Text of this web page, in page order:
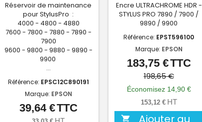
Réservoir de maintenance
pour StylusPro :
4000 - 4800 - 4880
7600 - 7800 - 7880 - 7890 -
7900
9600 - 9800 - 9880 - 9890 -
9900
...
Référence: EPSC12C890191
Marque: EPSON
Prix
39,64 €TTC
Encre ULTRACHROME HDR -
STYLUS PRO 7890 / 7900 /
9890 / 9900
Référence: EPST596100
Marque: EPSON
Prix
Prix
de
base
183,75 €TTC
198,65 €
Économisez 14,90 €
153,12 € HT
 Ajouter au